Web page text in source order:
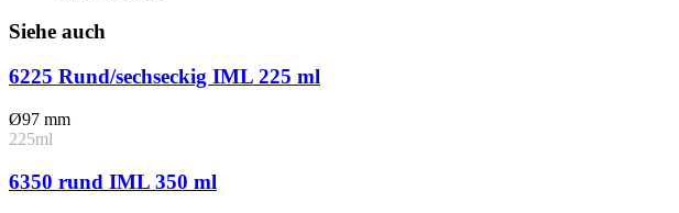
Siehe auch
6225 Rund/sechseckig IML 225 ml
Ø97 mm
225ml
6350 rund IML 350 ml